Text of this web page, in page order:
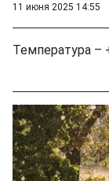
11 июня 2025 14:55
Температура –